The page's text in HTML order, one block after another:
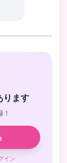
ります
イン